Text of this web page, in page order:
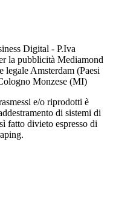
Digital - P.Iva
la pubblicità Mediamond
Amsterdam (Paesi
Monzese (MI)
e/o riprodotti è
di sistemi di
fatto divieto espresso di